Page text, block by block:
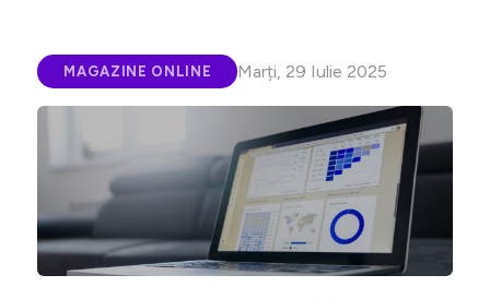
MAGAZINE ONLINE Marți, 29 Iulie 2025